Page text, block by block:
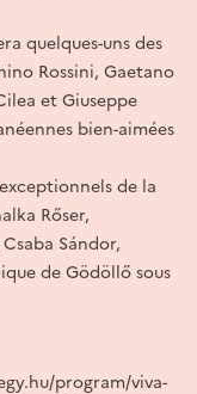
quelques-uns des
Rossini, Gaetano
et Giuseppe
bien-aimées
de la
Rőser,
Sándor,
de Gödöllő sous
program/viva-